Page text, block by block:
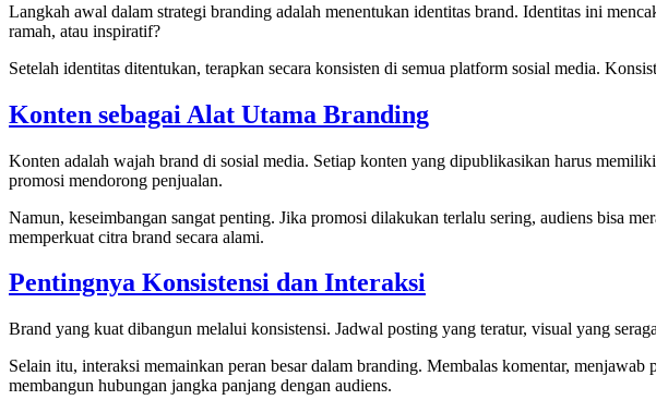
Langkah awal dalam strategi branding adalah menentukan identitas brand. Identitas ini
ramah, atau inspiratif?
Setelah identitas ditentukan, terapkan secara konsisten di semua platform sosial media.
Konten sebagai Alat Utama Branding
Konten adalah wajah brand di sosial media. Setiap konten yang dipublikasikan harus
promosi mendorong penjualan.
Namun, keseimbangan sangat penting. Jika promosi dilakukan terlalu sering, audiens bisa
memperkuat citra brand secara alami.
Pentingnya Konsistensi dan Interaksi
Brand yang kuat dibangun melalui konsistensi. Jadwal posting yang teratur, visual yang
Selain itu, interaksi memainkan peran besar dalam branding. Membalas komentar,
membangun hubungan jangka panjang dengan audiens.